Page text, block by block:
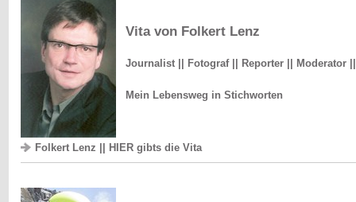
Vita von Folkert Lenz
Journalist || Fotograf || Reporter || Moderator
Mein Lebensweg in Stichworten
Folkert Lenz || HIER gibts die Vita